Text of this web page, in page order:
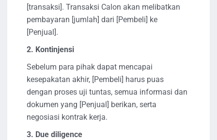
[transaksi]. Transaksi Calon akan melibatkan
pembayaran [jumlah] dari [Pembeli] ke
[Penjual].
2. Kontinjensi
Sebelum para pihak dapat mencapai
kesepakatan akhir, [Pembeli] harus puas
dengan proses uji tuntas, semua informasi dan
dokumen yang [Penjual] berikan, serta
negosiasi kontrak kerja.
3. Due diligence